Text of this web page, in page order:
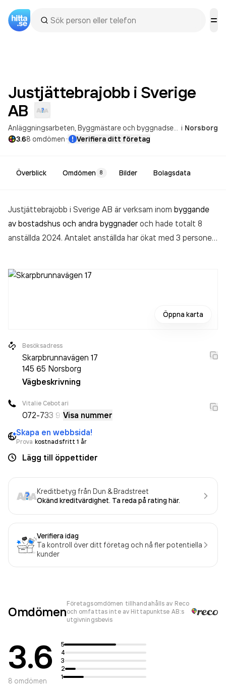
Justjättebrajobb i Sverige
AB
Anläggningsarbeten Byggmästare och byggnadsentreprenörer i Norsborg
3.68 omdömen· Verifiera ditt företag
Överblick Omdömen 8 Bilder Bolagsdata
Justjättebrajobb i Sverige AB är verksam inom byggande
av bostadshus och andra byggnaderoch hade totalt 8
anställda 2024. Antalet anställda har ökat med 3 personer
Justjättebrajobb i Sverige AB
Öppna karta
Besöksadress
Skarpbrunnavägen 17
145 65 Norsborg
Vägbeskrivning
Vitalie Cebotari
072-733 91 Visa nummer
Skapa en webbsida!
Prova kostnadsfritt 1 år
Lägg till öppettider
Kreditbetyg från Dun & Bradstreet
Okänd kreditvärdighet. Ta reda på rating här.
Verifiera idag
Ta kontroll över ditt företag och nå fler potentiella
kunder
Omdömen
Företagsomdömen tillhandahålls av Reco
och omfattas inte av Hittapunktse AB:s
utgivningsbevis
3.6
8 omdömen
5
4
3
2
1